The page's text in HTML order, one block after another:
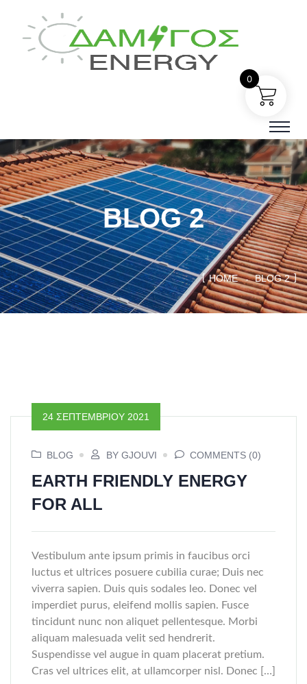
BLOG 2
HOME BLOG 2
24 ΣΕΠΤΕΜΒΡΊΟΥ 2021
BLOG BY GJOUVI COMMENTS (0)
EARTH FRIENDLY ENERGY
FOR ALL
Vestibulum ante ipsum primis in faucibus orci
luctus et ultrices posuere cubilia curae; Duis nec
viverra sapien. Duis quis sodales leo. Donec vel
imperdiet purus, eleifend mollis sapien. Fusce
tincidunt nunc non aliquet pellentesque. Morbi
aliquam malesuada velit sed hendrerit.
Suspendisse vel augue in quam placerat pretium.
Cras vel ultrices elit, at ullamcorper nisl. Donec […]
0